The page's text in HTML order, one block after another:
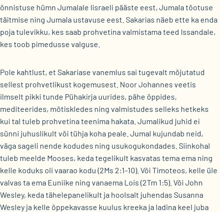
õnnistuse hümn Jumalale Iisraeli pääste eest, Jumala tõotuse
täitmise ning Jumala ustavuse eest. Sakarias näeb ette ka enda
poja tulevikku, kes saab prohvetina valmistama teed Issandale,
kes toob pimedusse valguse.
Pole kahtlust, et Sakariase vanemlus sai tugevalt mõjutatud
sellest prohvetlikust kogemusest. Noor Johannes veetis
ilmselt pikki tunde Pühakirja uurides, pähe õppides,
mediteerides, mõtiskledes ning valmistudes selleks hetkeks
kui tal tuleb prohvetina teenima hakata. Jumalikud juhid ei
sünni juhuslikult või tühja koha peale. Jumal kujundab neid,
väga sageli nende kodudes ning usukogukondades. Siinkohal
tuleb meelde Mooses, keda tegelikult kasvatas tema ema ning
kelle koduks oli vaarao kodu (2Ms 2:1-10). Või Timoteos, kelle üle
valvas ta ema Euniike ning vanaema Lois (2Tm 1:5). Või John
Wesley, keda tähelepanelikult ja hoolsalt juhendas Susanna
Wesley ja kelle õppekavasse kuulus kreeka ja ladina keel juba